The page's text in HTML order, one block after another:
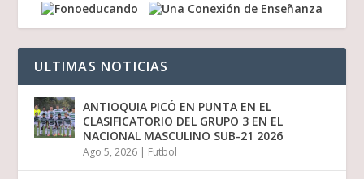
ULTIMAS NOTICIAS
ANTIOQUIA PICÓ EN PUNTA EN EL
CLASIFICATORIO DEL GRUPO 3 EN EL
NACIONAL MASCULINO SUB-21 2026
Ago 5, 2026 | Futbol